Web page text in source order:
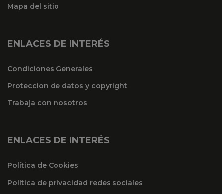
Mapa del sitio
ENLACES DE INTERÉS
Condiciones Generales
Proteccion de datos y copyright
Trabaja con nosotros
ENLACES DE INTERÉS
Política de Cookies
Política de privacidad redes sociales